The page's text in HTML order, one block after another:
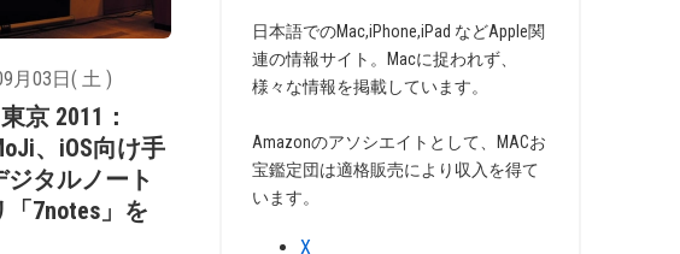
月03日( 土 )
京 2011：
、iOS向け手
ジタルノート
「7notes」を
日本語でのMac,iPhone,iPad などApple関
連の情報サイト。Macに捉われず、
様々な情報を掲載しています。
Amazonのアソシエイトとして、MACお
宝鑑定団は適格販売により収入を得て
います。
X